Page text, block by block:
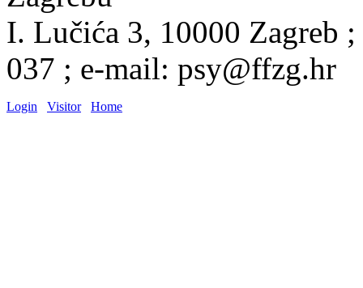
I. Lučića 3, 10000 Zagreb
037 ; e-mail: psy@ffzg.hr
Login Visitor Home